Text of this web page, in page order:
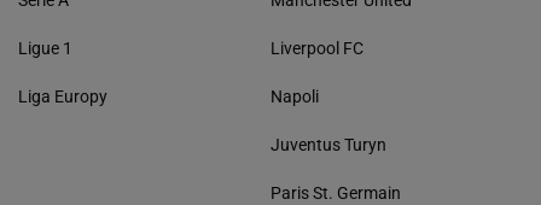
Ligue 1
Liga Europy
Liverpool FC
Napoli
Juventus Turyn
Paris St. Germain